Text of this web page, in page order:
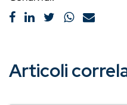
Articoli